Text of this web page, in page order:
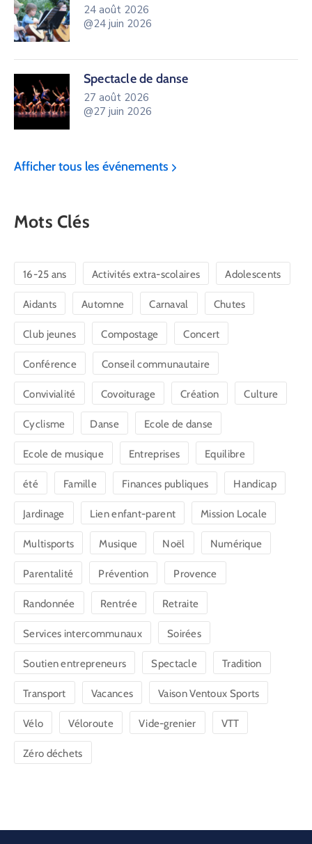
24 août 2026
@24 juin 2026
Spectacle de danse
27 août 2026
@27 juin 2026
Afficher tous les événements
Mots Clés
16-25 ans Activités extra-scolaires Adolescents
Aidants Automne Carnaval Chutes
Club jeunes Compostage Concert
Conférence Conseil communautaire
Convivialité Covoiturage Création Culture
Cyclisme Danse Ecole de danse
Ecole de musique Entreprises Equilibre
été Famille Finances publiques Handicap
Jardinage Lien enfant-parent Mission Locale
Multisports Musique Noël Numérique
Parentalité Prévention Provence
Randonnée Rentrée Retraite
Services intercommunaux Soirées
Soutien entrepreneurs Spectacle Tradition
Transport Vacances Vaison Ventoux Sports
Vélo Véloroute Vide-grenier VTT
Zéro déchets